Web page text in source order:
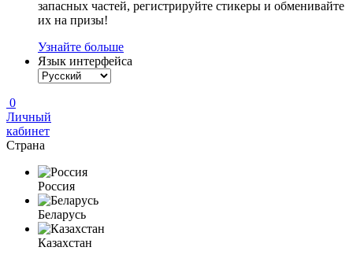
запасных частей, регистрируйте стикеры и обменивайте
их на призы!
Узнайте больше
Язык интерфейса
0
Личный
кабинет
Страна
Россия
Беларусь
Казахстан